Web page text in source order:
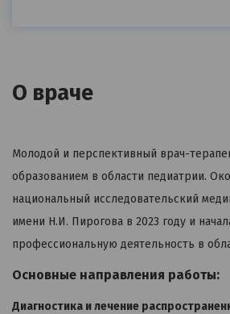
О враче
Молодой и перспективный врач-
образованием в области педиатрии.
национальный исследовательский
имени Н.И. Пирогова в 2023 году и
профессиональную деятельность в
Основные направления работы:
Диагностика и лечение